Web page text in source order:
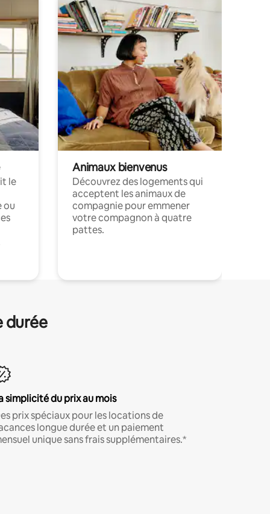
le
ou
Animaux bienvenus
Découvrez des logements qui
acceptent les animaux de
compagnie pour emmener
votre compagnon à quatre
pattes.
durée
simplicité du prix au mois
prix spéciaux pour les locations de
longue durée et un paiement
unique sans frais supplémentaires.*